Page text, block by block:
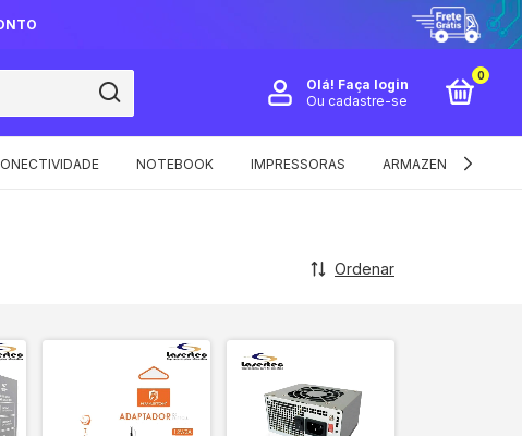
Olá! Faça login
Ou cadastre-se
0
NOTEBOOK IMPRESSORAS ARMAZENAMENTO E
Ordenar